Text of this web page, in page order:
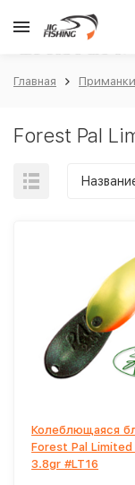
Главная Приманки
Forest Pal
Колеблющаяся
Forest Pal Limited
3.8gr #LT16